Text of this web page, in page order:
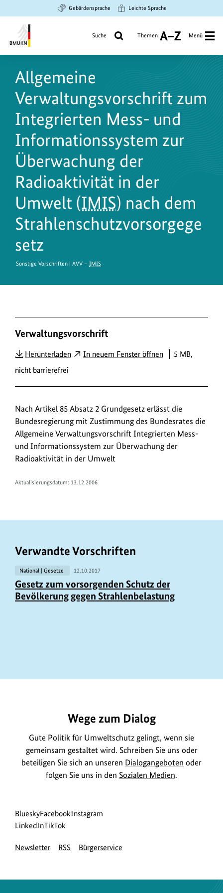
Hauptinhalt
springen
Suche
springen
Hauptnavigation
springen
Gebärdensprache Leichte Sprache
Umwelt,
Klimaschutz,
Naturschutz
und
nukleare
Sicherheit
Suche Themen
A
Z
Menü
Allgemeine
Verwaltungsvorschrift zum
Integrierten Mess- und
Informationssystem zur
Überwachung der
Radioaktivität in der
Umwelt (IMIS) nach dem
Strahlenschutzvorsorgege
setz
Sonstige Vorschriften | AVV –IMIS
o
w
n
a
d
s
/
i
Verwaltungsvorschrift
HerunterladenPDFIn neuem Fenster öffnen
5 MB,
nicht barrierefrei
Nach Artikel 85 Absatz 2 Grundgesetz erlässt die
Bundesregierung mit Zustimmung des Bundesrates die
Allgemeine Verwaltungsvorschrift Integrierten Mess-
und Informationssystem zur Überwachung der
Radioaktivität in der Umwelt
Aktualisierungsdatum: 13.12.2006
Verwandte Vorschriften
National | Gesetze 12.10.2017
Gesetz zum vorsorgenden Schutz der
Bevölkerung gegen Strahlenbelastung
Wege zum Dialog
Gute Politik für Umweltschutz gelingt, wenn sie
gemeinsam gestaltet wird. Schreiben Sie uns oder
beteiligen Sie sich an unseren Dialogangeboten oder
folgen Sie uns in den Sozialen Medien.
Social
Media
Blueskyzur
Bluesky-
des
Facebookzur
des
Instagram
des
LinkedInzur
Seite
zur
Seite
TikTok
Newsletter RSS Bürgerservice